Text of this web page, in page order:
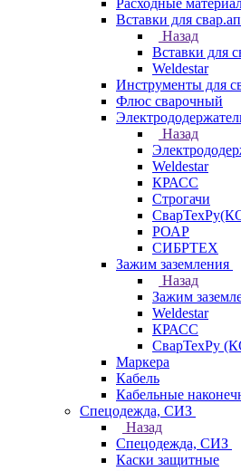
Расходные
Вставки для
Назад
Вставки для
Weldestar
Инструменты для
Флюс сварочный
Назад
Weldestar
КРАСС
Строгачи
РОАР
СИБРТЕХ
Зажим заземления
Назад
Зажим
Weldestar
КРАСС
СварТехРу
Маркера
Кабель
Кабельные
Спецодежда, СИЗ
Назад
Спецодежда, СИЗ
Каски защитные